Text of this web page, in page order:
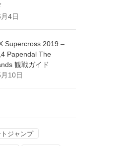
4日
Supercross 2019 –
Papendal The
観戦ガイド
10日
トジャンプ